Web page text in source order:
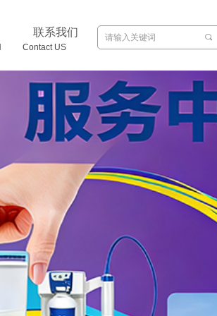
联系我们 끠
Contact US